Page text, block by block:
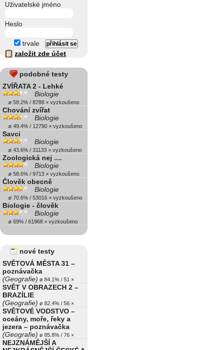
Uživatelské jméno
Heslo
trvale
založit zde účet
podobné testy
ZVÍŘATA 2 - Lehké
Biologie
ø 58.2% / 8788 × vyzkoušeno
Chování zvířat
Biologie
ø 49.4% / 12790 × vyzkoušeno
Savci
Biologie
ø 43.6% / 31133 × vyzkoušeno
Zoologická nej ....
Biologie
ø 58.6% / 9713 × vyzkoušeno
Člověk obecně
Biologie
ø 70.6% / 53016 × vyzkoušeno
Biologie - člověk
Biologie
ø 69% / 61968 × vyzkoušeno
nové testy
SVĚTOVÁ MĚSTA 31 –
poznávačka
(Geografie) ø 84.1% / 51 ×
SVĚT V OBRAZECH 2 –
BRAZÍLIE
(Geografie) ø 82.4% / 56 ×
SVĚTOVÉ VODSTVO –
oceány, moře, řeky a
jezera – poznávačka
(Geografie) ø 85.8% / 76 ×
NEJZNÁMĚJŠÍ A